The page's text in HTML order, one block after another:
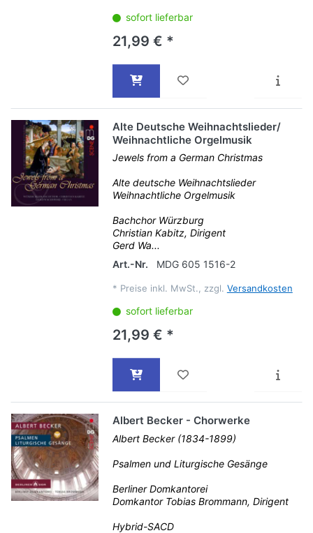
sofort lieferbar
21,99 € *
Alte Deutsche Weihnachtslieder/
Weihnachtliche Orgelmusik
Jewels from a German Christmas
Alte deutsche Weihnachtslieder
Weihnachtliche Orgelmusik
Bachchor Würzburg
Christian Kabitz, Dirigent
Gerd Wa...
Art.-Nr.
MDG 605 1516-2
* Preise inkl. MwSt., zzgl. Versandkosten
sofort lieferbar
21,99 € *
Albert Becker - Chorwerke
Albert Becker (1834-1899)
Psalmen und Liturgische Gesänge
Berliner Domkantorei
Domkantor Tobias Brommann, Dirigent
Hybrid-SACD